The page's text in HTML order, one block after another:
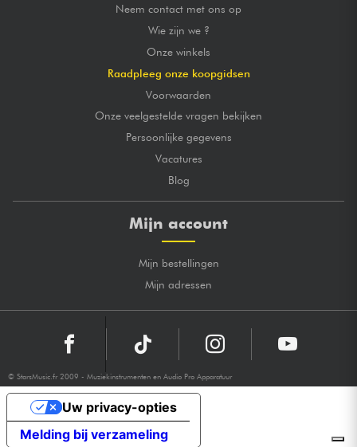
Neem contact met ons op
Wie zijn we ?
Onze winkels
Raadpleeg onze koopgidsen
Voorwaarden
Onze veelgestelde vragen bekijken
Persoonlijke gegevens
Vacatures
Blog
Mijn account
Mijn bestellingen
Mijn adressen
© StarsMusic.fr 2009 - Muziekinstrumenten en Audio Pro Apparatuur
Melding bij verzameling
Uw privacy-opties